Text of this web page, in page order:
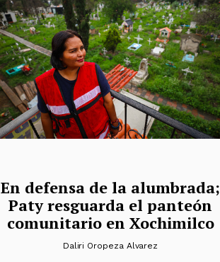
En defensa de la alumbrada;
Paty resguarda el panteón
comunitario en Xochimilco
Daliri Oropeza Alvarez